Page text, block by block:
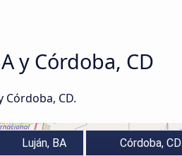
y Córdoba, CD
CD.
Luján, BA Córdoba, CD